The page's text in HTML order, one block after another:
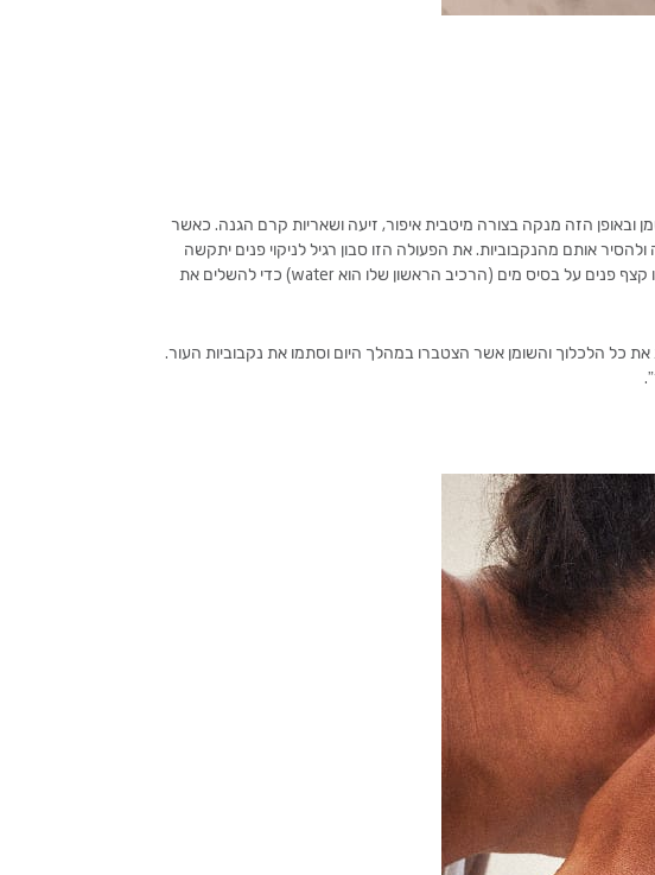
ובאופן הזה מנקה בצורה מיטבית איפור, זיעה ושאריות קרם הגנה. כאשר
אותם מהנקבוביות. את הפעולה הזו סבון רגיל לניקוי פנים יתקשה
קצף פנים על בסיס מים (הרכיב הראשון שלו הוא water) כדי להשלים את
כל הלכלוך והשומן אשר הצטברו במהלך היום וסתמו את נקבוביות העור.